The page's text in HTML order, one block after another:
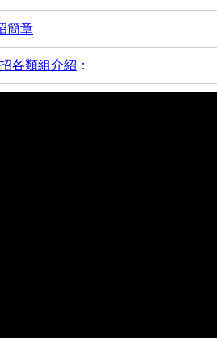
簡章
各類組介紹 ：